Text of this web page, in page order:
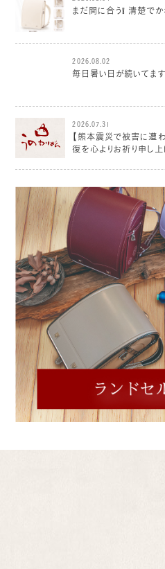
まだ間に合う❕ 清楚で
2026.08.02
毎日暑い日が続いてま
2026.07.31
【熊本震災で被害に遭
復を心よりお祈り申し上